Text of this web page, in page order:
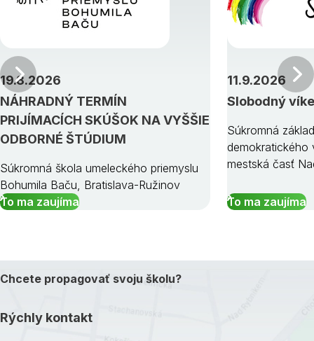
NÁHRADNÝ TERMÍN
PRIJÍMACÍCH SKÚŠOK NA VYŠŠIE
ODBORNÉ ŠTÚDIUM
19.8.2026
Súkromná škola umeleckého priemyslu
Bohumila Baču, Bratislava-Ružinov
To ma zaujíma
Slobodný
11.9.2026
Súkromná
demokratického
mestská časť
To ma zaujíma
Predchádzajúci
Chcete propagovať svoju školu?
Rýchly kontakt